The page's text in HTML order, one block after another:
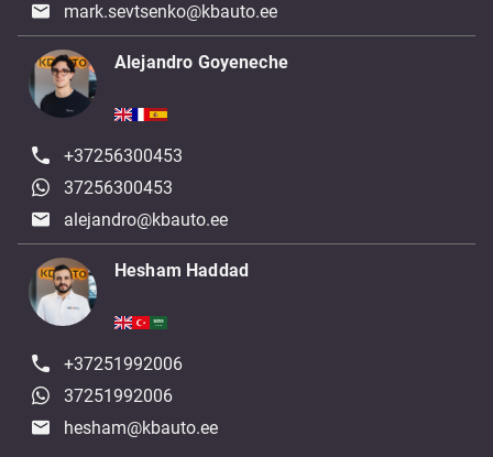
mark.sevtsenko@kbauto.ee
Alejandro Goyeneche
+37256300453
37256300453
alejandro@kbauto.ee
Hesham Haddad
+37251992006
37251992006
hesham@kbauto.ee